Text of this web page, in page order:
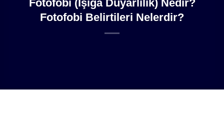
Fotofobi (Işığa Duyarlılık) Nedir?
Fotofobi Belirtileri Nelerdir?